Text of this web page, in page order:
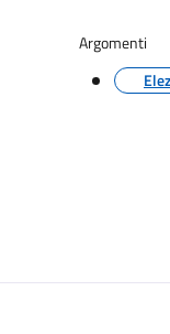
Argomenti